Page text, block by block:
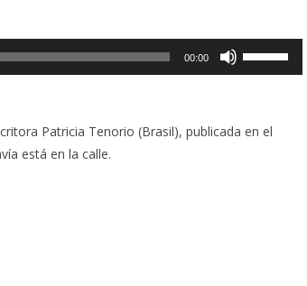
00:00
Utiliza
las
de
Patricia Tenorio (Brasil), publicada en el
está en la calle.